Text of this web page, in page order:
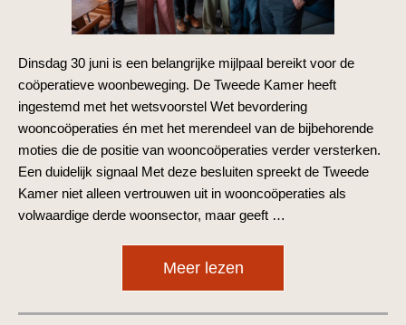
Dinsdag 30 juni is een belangrijke mijlpaal bereikt voor de
coöperatieve woonbeweging. De Tweede Kamer heeft
ingestemd met het wetsvoorstel Wet bevordering
wooncoöperaties én met het merendeel van de bijbehorende
moties die de positie van wooncoöperaties verder versterken.
Een duidelijk signaal Met deze besluiten spreekt de Tweede
Kamer niet alleen vertrouwen uit in wooncoöperaties als
volwaardige derde woonsector, maar geeft …
Meer lezen